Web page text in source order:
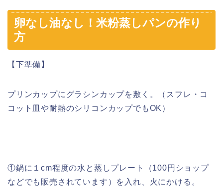
卵なし油なし！米粉蒸しパンの作り
方
【下準備】
プリンカップにグラシンカップを敷く。（スフレ・コ
コット皿や耐熱のシリコンカップでもOK）
①鍋に１cm程度の水と蒸しプレート（100円ショップ
などでも販売されています）を入れ、火にかける。